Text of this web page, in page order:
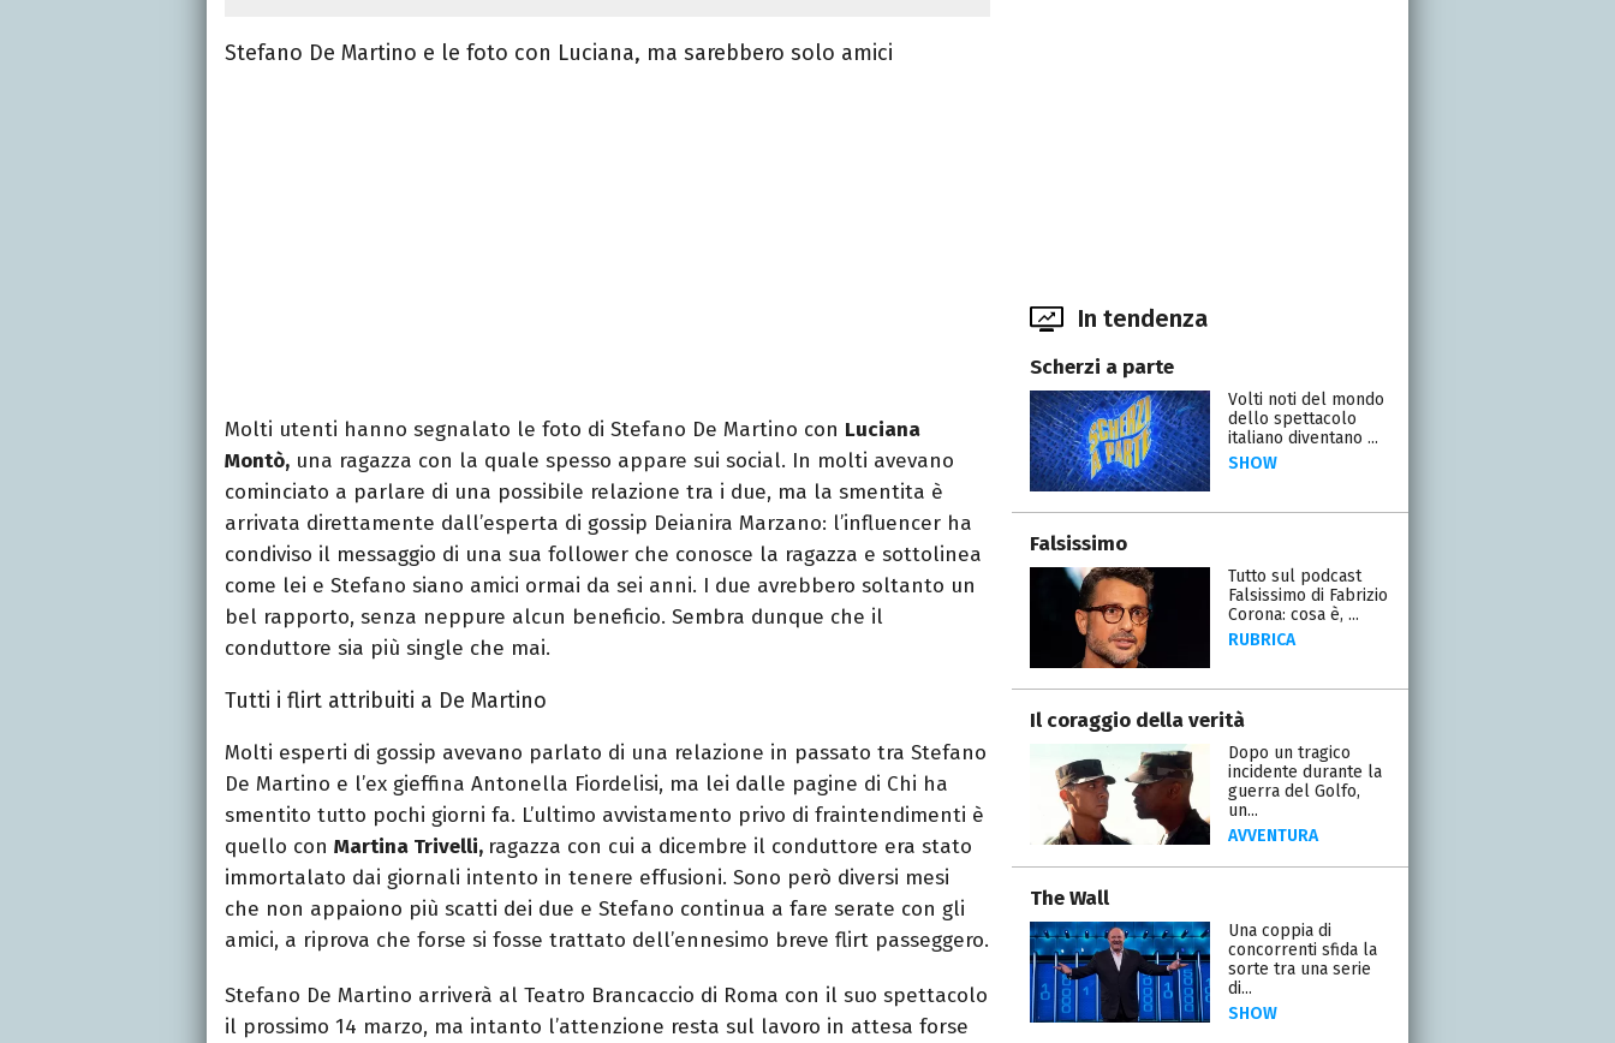
Stefano De Martino e le foto con Luciana, ma sarebbero solo amici
Molti utenti hanno segnalato le foto di Stefano De Martino con Luciana
Montò, una ragazza con la quale spesso appare sui social. In molti avevano
cominciato a parlare di una possibile relazione tra i due, ma la smentita è
arrivata direttamente dall’esperta di gossip Deianira Marzano: l’influencer ha
condiviso il messaggio di una sua follower che conosce la ragazza e sottolinea
come lei e Stefano siano amici ormai da sei anni. I due avrebbero soltanto un
bel rapporto, senza neppure alcun beneficio. Sembra dunque che il
conduttore sia più single che mai.
Tutti i flirt attribuiti a De Martino
Molti esperti di gossip avevano parlato di una relazione in passato tra Stefano
De Martino e l’ex gieffina Antonella Fiordelisi, ma lei dalle pagine di Chi ha
smentito tutto pochi giorni fa. L’ultimo avvistamento privo di fraintendimenti è
quello con Martina Trivelli, ragazza con cui a dicembre il conduttore era stato
immortalato dai giornali intento in tenere effusioni. Sono però diversi mesi
che non appaiono più scatti dei due e Stefano continua a fare serate con gli
amici, a riprova che forse si fosse trattato dell’ennesimo breve flirt passeggero.
Stefano De Martino arriverà al Teatro Brancaccio di Roma con il suo spettacolo
il prossimo 14 marzo, ma intanto l’attenzione resta sul lavoro in attesa forse
In tendenza
Scherzi a parte
Volti noti del mondo
dello spettacolo
italiano diventano ...
SHOW
Falsissimo
Tutto sul podcast
Falsissimo di Fabrizio
Corona: cosa è, ...
RUBRICA
Il coraggio della verità
Dopo un tragico
incidente durante la
guerra del Golfo,
un...
AVVENTURA
The Wall
Una coppia di
concorrenti sfida la
sorte tra una serie
di...
SHOW